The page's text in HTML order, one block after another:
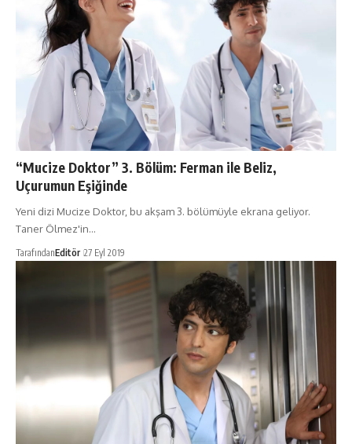
“Mucize Doktor” 3. Bölüm: Ferman ile Beliz,
Uçurumun Eşiğinde
Yeni dizi Mucize Doktor, bu akşam 3. bölümüyle ekrana geliyor.
Taner Ölmez'in…
TarafındanEditör 27 Eyl 2019